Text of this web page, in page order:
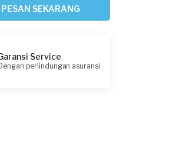
PESAN SEKARANG
Service
perlindungan asuransi